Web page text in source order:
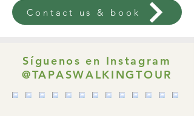
Contact us & book
Síguenos en Instagram
@TAPASWALKINGTOUR